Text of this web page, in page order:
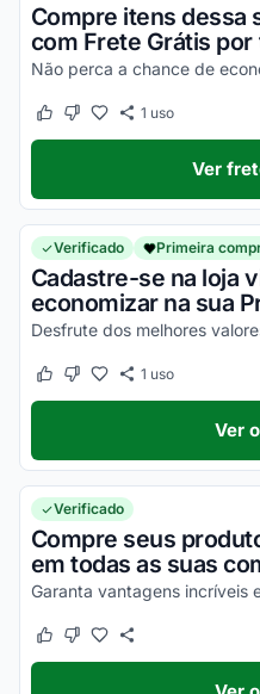
Compre itens dessa
com Frete Grátis
Este cupom funcionou
Este cupom não funcionou
1 uso
Ver
Verificado Primeira
Cadastre-se na loja
economizar na sua
Este cupom funcionou
Este cupom não funcionou
1 uso
Ver
Verificado
Compre seus
em todas as suas
Este cupom funcionou
Este cupom não funcionou